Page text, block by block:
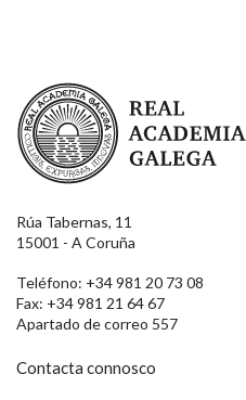
Real Academia Galega
Rúa Tabernas, 11
15001 - A Coruña
Teléfono: +34 981 20 73 08
Fax: +34 981 21 64 67
Apartado de correo 557
Contacta connosco